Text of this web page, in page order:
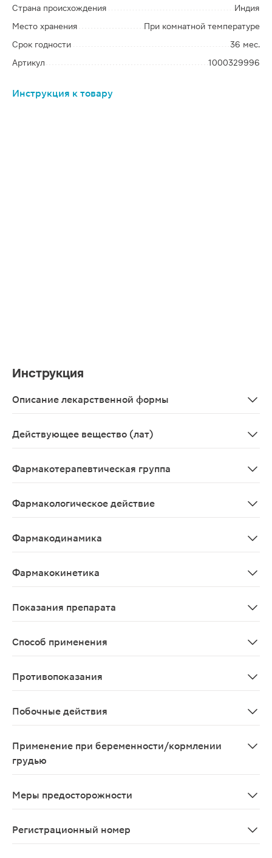
Страна происхождения
Индия
Место хранения
При комнатной температуре
Срок годности
36 мес.
Артикул
1000329996
Инструкция к товару
Инструкция
Описание лекарственной формы
Действующее вещество (лат)
Фармакотерапевтическая группа
Фармакологическое действие
Фармакодинамика
Фармакокинетика
Показания препарата
Способ применения
Противопоказания
Побочные действия
Применение при беременности/кормлении
грудью
Меры предосторожности
Регистрационный номер